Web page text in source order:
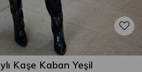
Kaşe Kaban Yeşil